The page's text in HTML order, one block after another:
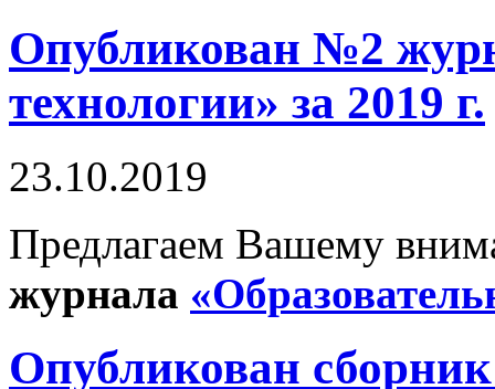
Опубликован №2
технологии» за 2019 г.
23.10.2019
Предлагаем Вашему
журнала
Опубликован